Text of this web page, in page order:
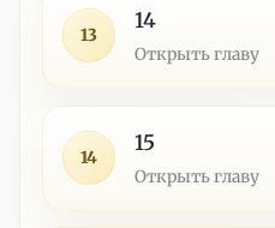
13
14
Открыть главу
14
15
Открыть главу